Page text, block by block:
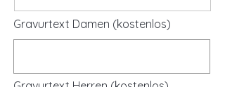
Gravurtext Damen (kostenlos)